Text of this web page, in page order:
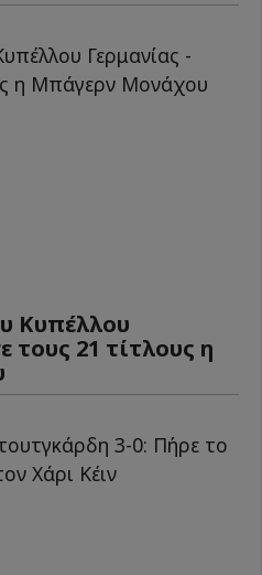
Κυπέλλου
τους 21 τίτλους η